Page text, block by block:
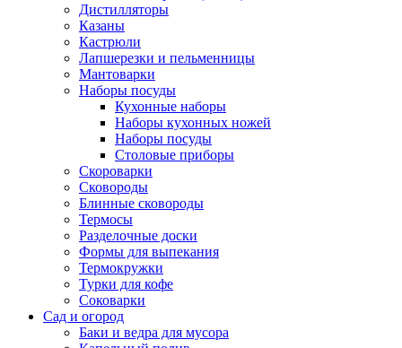
Дистилляторы
Казаны
Кастрюли
Лапшерезки и пельменницы
Мантоварки
Наборы посуды
Кухонные наборы
Наборы кухонных ножей
Наборы посуды
Столовые приборы
Скороварки
Сковороды
Блинные сковороды
Термосы
Разделочные доски
Формы для выпекания
Термокружки
Турки для кофе
Соковарки
Сад и огород
Баки и ведра для мусора